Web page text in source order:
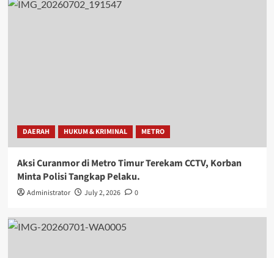
DAERAH HUKUM & KRIMINAL METRO
Aksi Curanmor di Metro Timur Terekam CCTV, Korban
Minta Polisi Tangkap Pelaku.
Administrator July 2, 2026 0